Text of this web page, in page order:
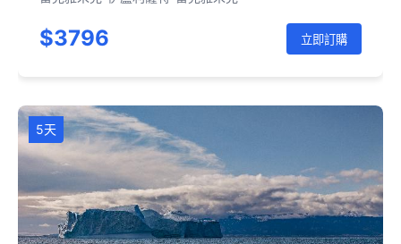
$3796 立即訂購
5天